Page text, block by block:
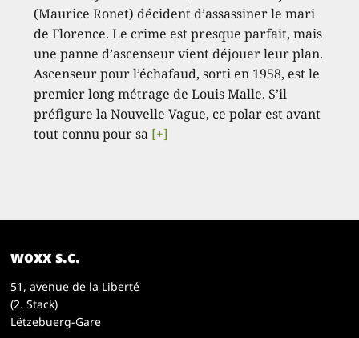
(Maurice Ronet) décident d’assassiner le mari
de Florence. Le crime est presque parfait, mais
une panne d’ascenseur vient déjouer leur plan.
Ascenseur pour l’échafaud, sorti en 1958, est le
premier long métrage de Louis Malle. S’il
préfigure la Nouvelle Vague, ce polar est avant
tout connu pour sa [+]
woxx s.c.
51, avenue de la Liberté
(2. Stack)
Lëtzebuerg-Gare